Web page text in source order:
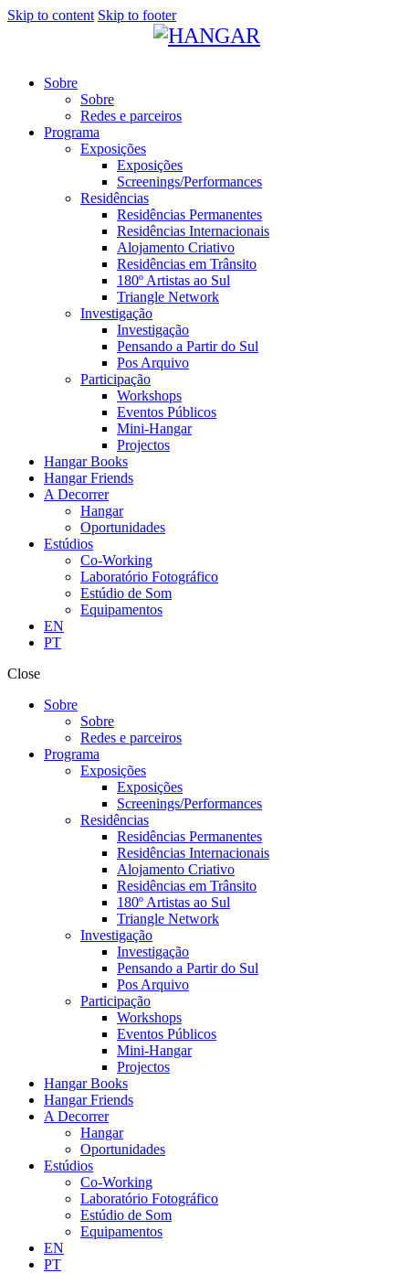
Skip to content Skip to footer
Sobre
Sobre
Redes e parceiros
Programa
Exposições
Exposições
Screenings/Performances
Residências
Residências Permanentes
Residências Internacionais
Alojamento Criativo
Residências em Trânsito
180º Artistas ao Sul
Triangle Network
Investigação
Investigação
Pensando a Partir do Sul
Pos Arquivo
Participação
Workshops
Eventos Públicos
Mini-Hangar
Projectos
Hangar Books
Hangar Friends
A Decorrer
Hangar
Oportunidades
Estúdios
Co-Working
Laboratório Fotográfico
Estúdio de Som
Equipamentos
EN
PT
Close
Sobre
Sobre
Redes e parceiros
Programa
Exposições
Exposições
Screenings/Performances
Residências
Residências Permanentes
Residências Internacionais
Alojamento Criativo
Residências em Trânsito
180º Artistas ao Sul
Triangle Network
Investigação
Investigação
Pensando a Partir do Sul
Pos Arquivo
Participação
Workshops
Eventos Públicos
Mini-Hangar
Projectos
Hangar Books
Hangar Friends
A Decorrer
Hangar
Oportunidades
Estúdios
Co-Working
Laboratório Fotográfico
Estúdio de Som
Equipamentos
EN
PT